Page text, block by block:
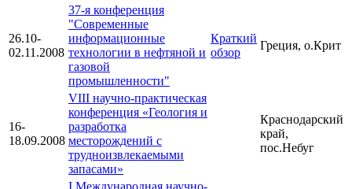
26.10-
02.11.2008
37-я конференция
"Современные
информационные
технологии в нефтяной и
газовой
промышленности"
Краткий
обзор
Греция, о.Крит
16-
18.09.2008
VIII научно-практическая
конференция «Геология и
разработка
месторождений с
трудноизвлекаемыми
запасами»
Краснодарский
край,
пос.Небуг
I Международная научно-